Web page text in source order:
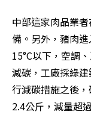
中部這家肉品業
備。另外，豬肉
15°C以下，空調
減碳，工廠採綠
行減碳措施之後
2.4公斤，減量超